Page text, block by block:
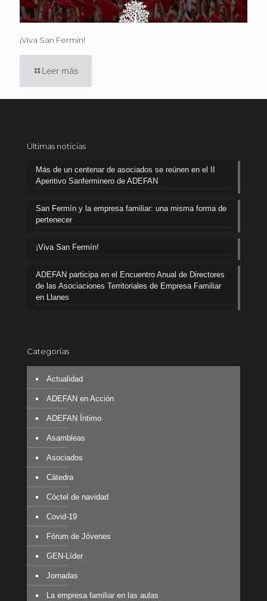
¡Viva San Fermín!
Leer más
Últimas noticias
Más de un centenar de asociados se reúnen en el II
Aperitivo Sanferminero de ADEFAN
San Fermín y la empresa familiar: una misma forma de
pertenecer
¡Viva San Fermín!
ADEFAN participa en el Encuentro Anual de Directores
de las Asociaciones Territoriales de Empresa Familiar
en Llanes
Categorías
Actualidad
ADEFAN en Acción
ADEFAN Íntimo
Asambleas
Asociados
Cátedra
Cóctel de navidad
Covid-19
Fórum de Jóvenes
GEN-Líder
Jornadas
La empresa familiar en las aulas